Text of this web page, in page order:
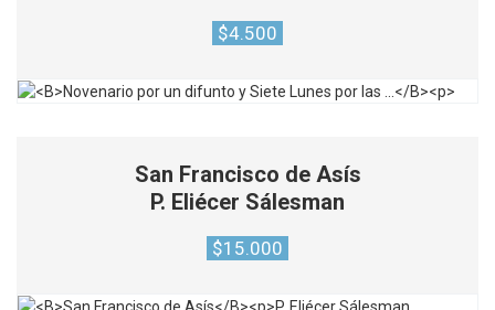
$4.500
San Francisco de Asís
P. Eliécer Sálesman
$15.000